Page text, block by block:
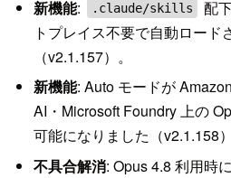
新機能: .claude/skills
配
トプレイス不要で自動ロード
（v2.1.157）。
新機能: Auto モードが
AI・Microsoft Foundry 上の
可能になりました（v2.1.158）
不具合解消: Opus 4.8 利用時